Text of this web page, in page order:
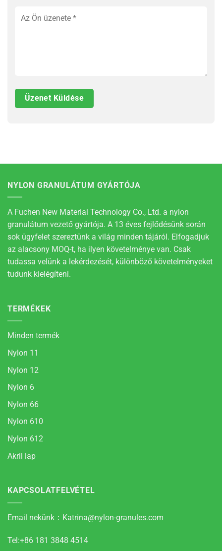
NYLON GRANULÁTUM GYÁRTÓJA
A Fuchen New Material Technology Co., Ltd. a nylon
granulátum vezető gyártója. A 13 éves fejlődésünk során
sok ügyfelet szereztünk a világ minden tájáról. Elfogadjuk
az alacsony MOQ-t, ha ilyen követelménye van. Csak
tudassa velünk a lekérdezését, különböző követelményeket
tudunk kielégíteni.
TERMÉKEK
Minden termék
Nylon 11
Nylon 12
Nylon 6
Nylon 66
Nylon 610
Nylon 612
Akril lap
KAPCSOLATFELVÉTEL
Email nekünk： Katrina@nylon-granules.com
Tel:+86 181 3848 4514